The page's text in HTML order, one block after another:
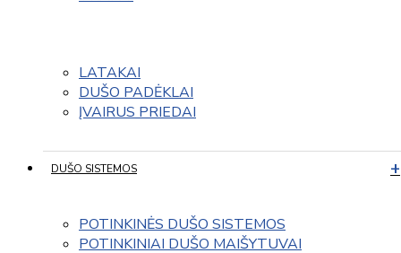
LATAKAI
DUŠO PADĖKLAI
ĮVAIRUS PRIEDAI
DUŠO SISTEMOS
POTINKINĖS DUŠO SISTEMOS
POTINKINIAI DUŠO MAIŠYTUVAI